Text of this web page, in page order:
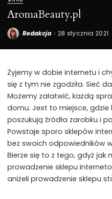
AromaBeauty.pl
Posted
Redakcja 28 stycznia 2021
Żyjemy w dobie internetu i
się z tym nie zgodziła. Sieć
Możemy załatwić, każdą
domu. Jest to miejsce, gdzie
poszukują źródła zarobku i
Powstaje sporo sklepów
bez swoich odpowiedników
Bierze się to z tego, gdyż jak
prowadzenie sklepu
aniżeli prowadzenie sklepu